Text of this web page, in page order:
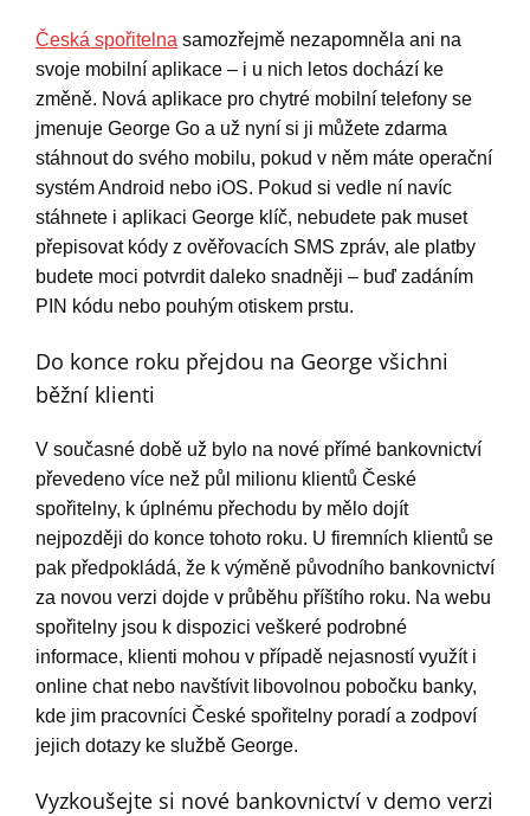
Česká spořitelna samozřejmě nezapomněla ani na
svoje mobilní aplikace – i u nich letos dochází ke
změně. Nová aplikace pro chytré mobilní telefony se
jmenuje George Go a už nyní si ji můžete zdarma
stáhnout do svého mobilu, pokud v něm máte operační
systém Android nebo iOS. Pokud si vedle ní navíc
stáhnete i aplikaci George klíč, nebudete pak muset
přepisovat kódy z ověřovacích SMS zpráv, ale platby
budete moci potvrdit daleko snadněji – buď zadáním
PIN kódu nebo pouhým otiskem prstu.
Do konce roku přejdou na George všichni
běžní klienti
V současné době už bylo na nové přímé bankovnictví
převedeno více než půl milionu klientů České
spořitelny, k úplnému přechodu by mělo dojít
nejpozději do konce tohoto roku. U firemních klientů se
pak předpokládá, že k výměně původního bankovnictví
za novou verzi dojde v průběhu příštího roku. Na webu
spořitelny jsou k dispozici veškeré podrobné
informace, klienti mohou v případě nejasností využít i
online chat nebo navštívit libovolnou pobočku banky,
kde jim pracovníci České spořitelny poradí a zodpoví
jejich dotazy ke službě George.
Vyzkoušejte si nové bankovnictví v demo verzi